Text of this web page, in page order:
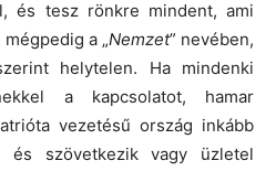
és tesz rönkre mindent, ami
a „Nemzet” nevében,
helytelen. Ha mindenki
a kapcsolatot, hamar
vezetésű ország inkább
és szövetkezik vagy üzletel